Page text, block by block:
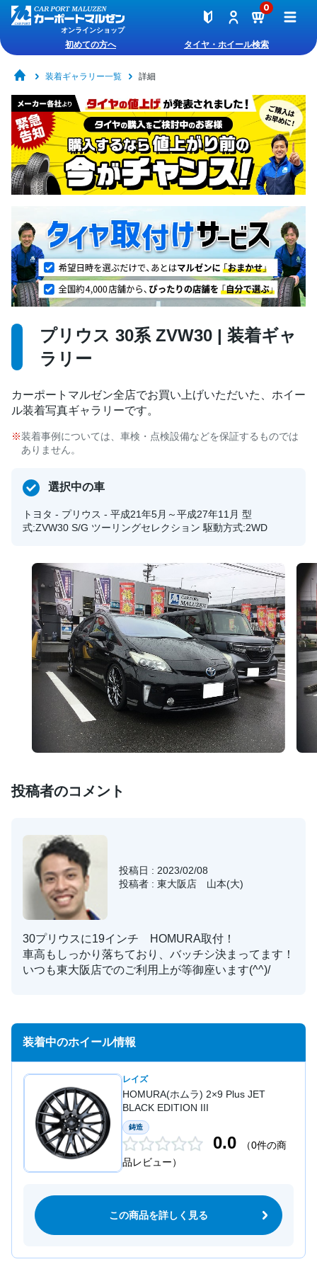
オンラインショップ
0
初めての方へ タイヤ・ホイール検索
装着ギャラリー一覧 詳細
プリウス 30系 ZVW30 | 装着ギャ
ラリー
カーポートマルゼン全店でお買い上げいただいた、ホイー
ル装着写真ギャラリーです。
装着事例については、車検・点検設備などを保証するものでは
ありません。
選択中の車
トヨタ - プリウス - 平成21年5月～平成27年11月 型
式:ZVW30 S/G ツーリングセレクション 駆動方式:2WD
投稿者のコメント
投稿日 : 2023/02/08
投稿者 : 東大阪店 山本(大)
30プリウスに19インチ HOMURA取付！
車高もしっかり落ちており、バッチシ決まってます！
いつも東大阪店でのご利用上が等御座います(^^)/
装着中のホイール情報
レイズ
HOMURA(ホムラ) 2×9 Plus JET
BLACK EDITION III
鋳造
0.0
（0件の商
品レビュー）
この商品を詳しく見る